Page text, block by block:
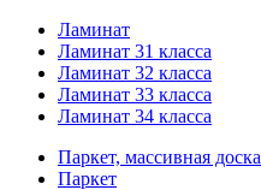
Ламинат
Ламинат 31 класса
Ламинат 32 класса
Ламинат 33 класса
Ламинат 34 класса
Паркет, массивная доска
Паркет